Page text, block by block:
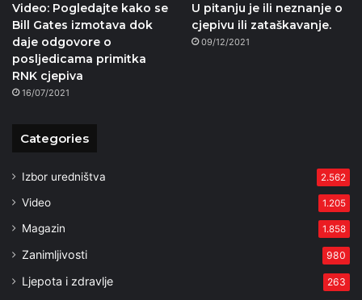
Video: Pogledajte kako se
Bill Gates izmotava dok
daje odgovore o
posljedicama primitka
RNK cjepiva
16/07/2021
U pitanju je ili neznanje o
cjepivu ili zataškavanje.
09/12/2021
Categories
Izbor uredništva 2.562
Video 1.205
Magazin 1.858
Zanimljivosti 980
Ljepota i zdravlje 263